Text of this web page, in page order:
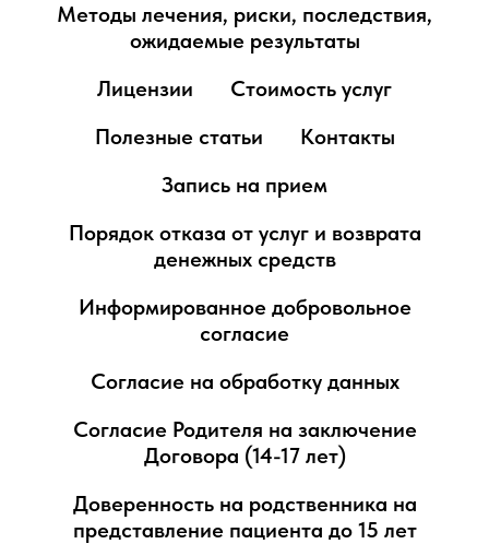
Методы лечения, риски, последствия,
ожидаемые результаты
Лицензии
Стоимость услуг
Полезные статьи
Контакты
Запись на прием
Порядок отказа от услуг и возврата
денежных средств
Информированное добровольное
согласие
Согласие на обработку данных
Согласие Родителя на заключение
Договора (14-17 лет)
Доверенность на родственника на
представление пациента до 15 лет